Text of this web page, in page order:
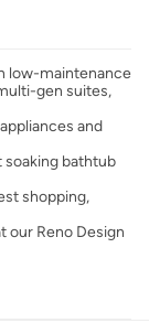
low-maintenance
gen suites,
and
soaking bathtub
shopping,
our Reno Design